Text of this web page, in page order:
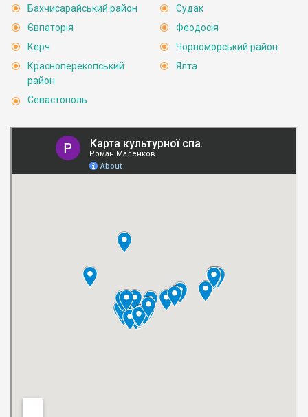
Бахчисарайський район
Євпаторія
Керч
Красноперекопський
район
Севастополь
Судак
Феодосія
Чорноморський район
Ялта